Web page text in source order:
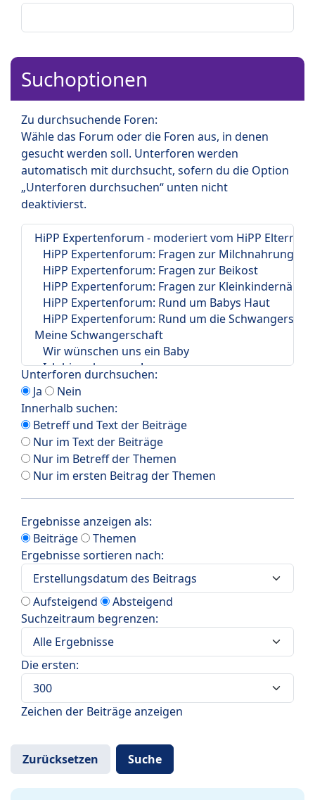
Suchoptionen
Zu durchsuchende Foren:
Wähle das Forum oder die Foren aus, in denen
gesucht werden soll. Unterforen werden
automatisch mit durchsucht, sofern du die Option
„Unterforen durchsuchen“ unten nicht
deaktivierst.
Unterforen durchsuchen:
Ja
Nein
Innerhalb suchen:
Betreff und Text der Beiträge
Nur im Text der Beiträge
Nur im Betreff der Themen
Nur im ersten Beitrag der Themen
Ergebnisse anzeigen als:
Beiträge
Themen
Ergebnisse sortieren nach:
Aufsteigend
Absteigend
Suchzeitraum begrenzen:
Die ersten:
Zeichen der Beiträge anzeigen